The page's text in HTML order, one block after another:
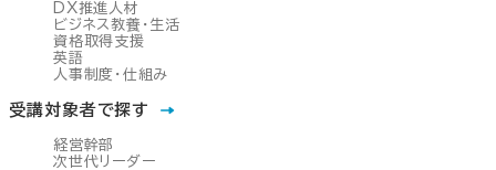
DX推進人材
ビジネス教養・生活
資格取得支援
英語
人事制度・仕組み
受講対象者で探す
経営幹部
次世代リーダー